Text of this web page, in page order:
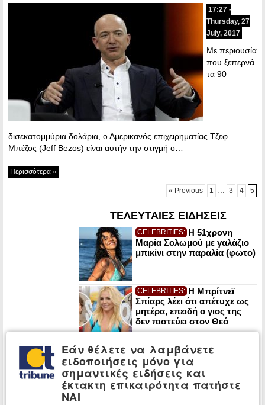
17:27 -
Thursday, 27
July, 2017
Με περιουσία
που ξεπερνά
τα 90
δισεκατομμύρια δολάρια, ο Αμερικανός επιχειρηματίας Τζεφ
Μπέζος (Jeff Bezos) είναι αυτήν την στιγμή ο…
Περισσότερα »
« Previous 1 3 4 5
ΤΕΛΕΥΤΑΙΕΣ ΕΙΔΗΣΕΙΣ
CELEBRITIES: Η 51χρονη
Μαρία Σολωμού με γαλάζιο
μπικίνι στην παραλία (φωτο)
CELEBRITIES: Η Μπρίτνεϊ
Σπίαρς λέει ότι απέτυχε ως
μητέρα, επειδή ο γιος της
δεν πιστεύει στον Θεό
ΚΟΣΜΟΣ: Η Χαμάς προσπαθεί
με τεχνάσματα να μην
αφοπλιστεί
Εάν θέλετε να λαμβάνετε
ειδοποιήσεις μόνο για
σημαντικές ειδήσεις και
έκτακτη επικαιρότητα πατήστε
ΝΑΙ